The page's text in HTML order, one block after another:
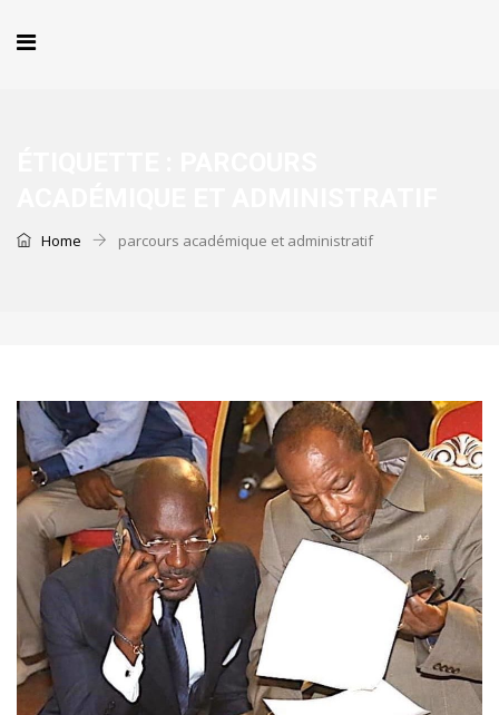
Home parcours académique et administratif